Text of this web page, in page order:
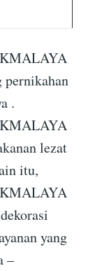
pernikahan
.
lezat
itu,
yang
–